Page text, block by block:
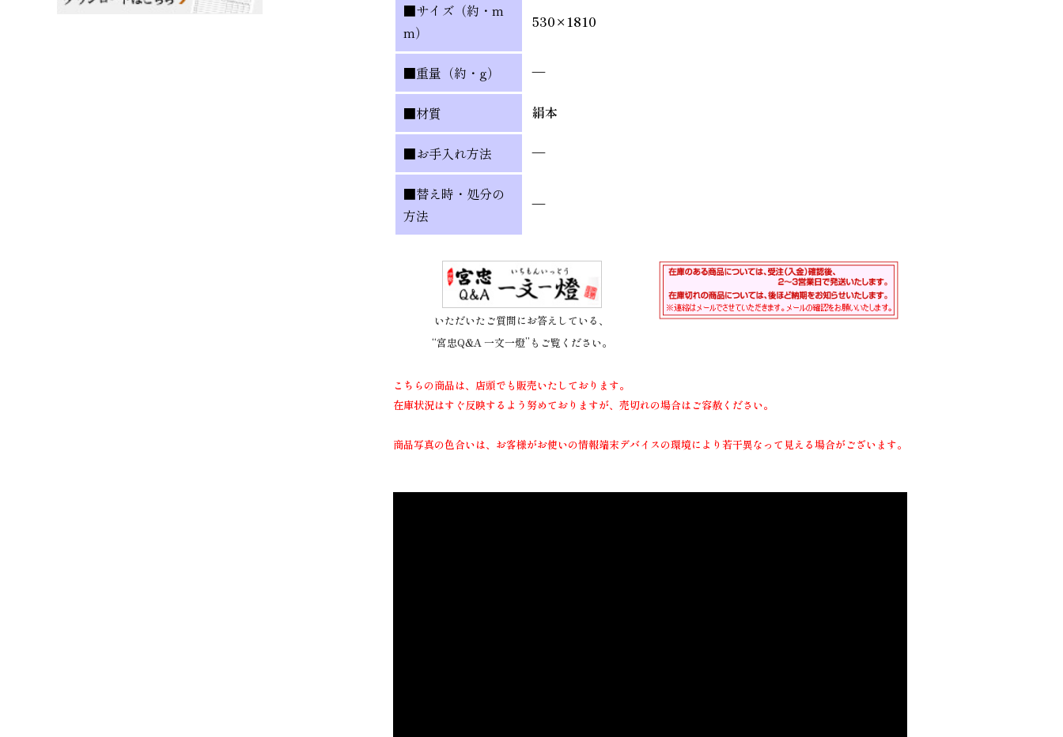
■サイズ（約・m
m）
530×1810
■重量（約・g） —
■材質 絹本
■お手入れ方法 —
■替え時・処分の
方法
—
いただいたご質問にお答えしている、
“宮忠Q&A 一文一燈”もご覧ください。
こちらの商品は、店頭でも販売いたしております。
在庫状況はすぐ反映するよう努めておりますが、売切れの場合はご容赦ください。
商品写真の色合いは、お客様がお使いの情報端末デバイスの環境により若干異なって見える場合がございます。